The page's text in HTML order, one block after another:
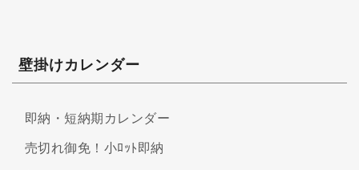
壁掛けカレンダー
即納・短納期カレンダー
売切れ御免！小ﾛｯﾄ即納